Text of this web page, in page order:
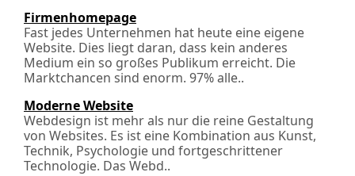
Firmenhomepage
Fast jedes Unternehmen hat heute eine eigene
Website. Dies liegt daran, dass kein anderes
Medium ein so großes Publikum erreicht. Die
Marktchancen sind enorm. 97% alle..
Moderne Website
Webdesign ist mehr als nur die reine Gestaltung
von Websites. Es ist eine Kombination aus Kunst,
Technik, Psychologie und fortgeschrittener
Technologie. Das Webd..